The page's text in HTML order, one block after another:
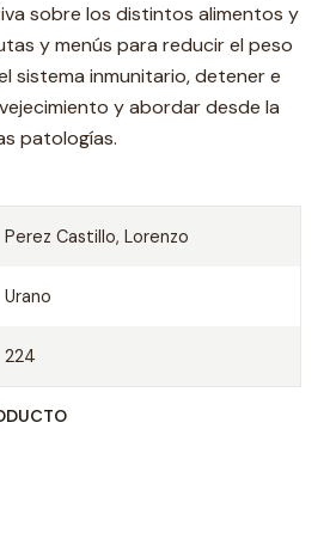
sobre los distintos alimentos y
y menús para reducir el peso
sistema inmunitario, detener e
y abordar desde la
patologías.
Perez Castillo, Lorenzo
Urano
224